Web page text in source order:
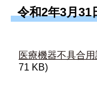
令和2年3月31
医療機器不具合
71 KB)